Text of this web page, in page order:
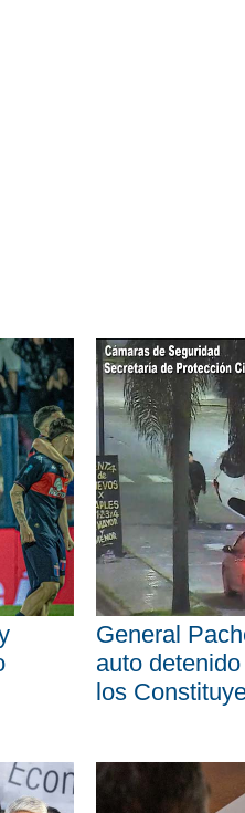
General
auto
los